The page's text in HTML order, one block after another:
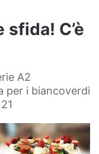
C’è
A2
per i biancoverdi